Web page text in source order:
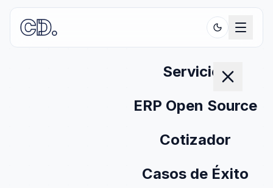
Servicios
ERP Open Source
Cotizador
Casos de Éxito